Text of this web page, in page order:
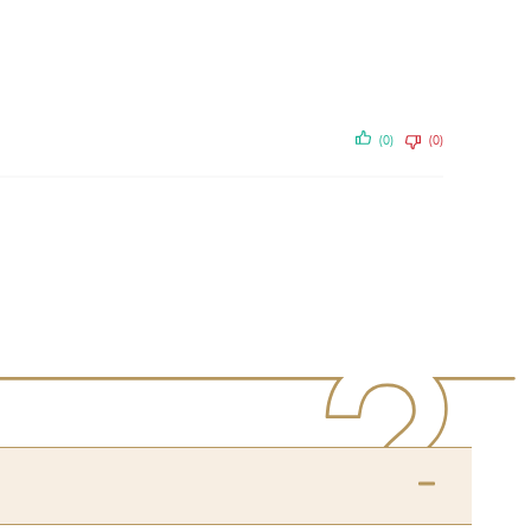
(0) (0)